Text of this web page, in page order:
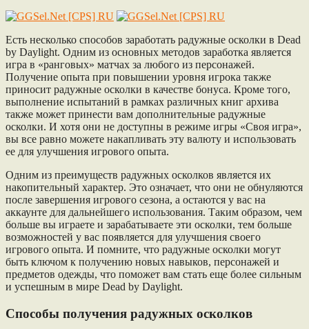
Есть несколько способов заработать радужные осколки в Dead
by Daylight. Одним из основных методов заработка является
игра в «ранговых» матчах за любого из персонажей.
Получение опыта при повышении уровня игрока также
приносит радужные осколки в качестве бонуса. Кроме того,
выполнение испытаний в рамках различных книг архива
также может принести вам дополнительные радужные
осколки. И хотя они не доступны в режиме игры «Своя игра»,
вы все равно можете накапливать эту валюту и использовать
ее для улучшения игрового опыта.
Одним из преимуществ радужных осколков является их
накопительный характер. Это означает, что они не обнуляются
после завершения игрового сезона, а остаются у вас на
аккаунте для дальнейшего использования. Таким образом, чем
больше вы играете и зарабатываете эти осколки, тем больше
возможностей у вас появляется для улучшения своего
игрового опыта. И помните, что радужные осколки могут
быть ключом к получению новых навыков, персонажей и
предметов одежды, что поможет вам стать еще более сильным
и успешным в мире Dead by Daylight.
Способы получения радужных осколков